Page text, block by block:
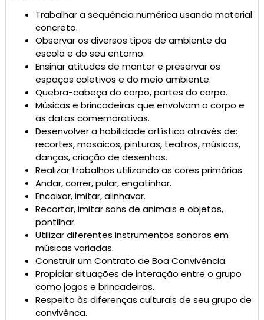
Trabalhar a sequência numérica usando material
concreto.
Observar os diversos tipos de ambiente da
escola e do seu entorno.
Ensinar atitudes de manter e preservar os
espaços coletivos e do meio ambiente.
Quebra-cabeça do corpo, partes do corpo.
Músicas e brincadeiras que envolvam o corpo e
as datas comemorativas.
Desenvolver a habilidade artística através de:
recortes, mosaicos, pinturas, teatros, músicas,
danças, criação de desenhos.
Realizar trabalhos utilizando as cores primárias.
Andar, correr, pular, engatinhar.
Encaixar, imitar, alinhavar.
Recortar, imitar sons de animais e objetos,
pontilhar.
Utilizar diferentes instrumentos sonoros em
músicas variadas.
Construir um Contrato de Boa Convivência.
Propiciar situações de interação entre o grupo
como jogos e brincadeiras.
Respeito às diferenças culturais de seu grupo de
convivênca.